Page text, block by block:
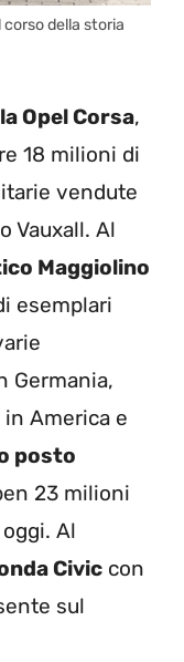
della storia
Opel Corsa,
18 milioni di
vendute
Vauxall. Al
Maggiolino
esemplari
Germania,
America e
posto
23 milioni
Al
Civic con
sul